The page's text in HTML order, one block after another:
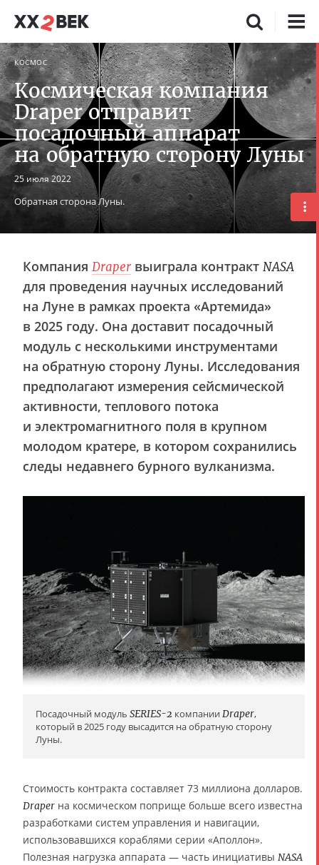
КОСМОС
Космическая компания
Draper отправит
посадочный аппарат
на обратную сторону Луны
25 июля 2022
Обратная сторона Луны.
Компания Draper выиграла контракт NASA
для проведения научных исследований
на Луне в рамках проекта «Артемида»
в 2025 году. Она доставит посадочный
модуль с несколькими инструментами
на обратную сторону Луны. Исследования
предполагают измерения сейсмической
активности, теплового потока
и электромагнитного поля в крупном
молодом кратере, в котором сохранились
следы недавнего бурного вулканизма.
Посадочный модуль SERIES-2 компании Draper,
который в 2025 году высадится на обратную сторону
Луны.
Стоимость контракта составляет 73 миллиона долларов.
Draper на космическом поприще больше всего известна
разработками систем управления и навигации,
использовавшихся кораблями серии «Аполлон».
Полезная нагрузка аппарата — часть инициативы NASA